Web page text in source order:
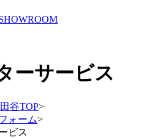
ーサービス
谷TOP>
ォーム>
ビス